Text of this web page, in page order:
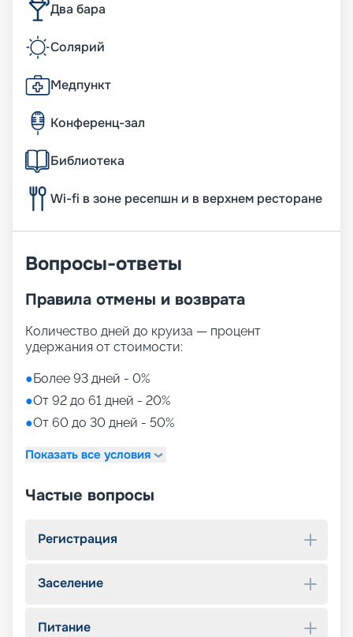
Два бара
Солярий
Медпункт
Конференц-зал
Библиотека
Wi-fi в зоне ресепшн и в верхнем ресторане
Вопросы-ответы
Правила отмены и возврата
Количество дней до круиза — процент
удержания от стоимости:
●Более 93 дней - 0%
●От 92 до 61 дней - 20%
●От 60 до 30 дней - 50%
Показать все условия
Частые вопросы
Регистрация
Заселение
Питание